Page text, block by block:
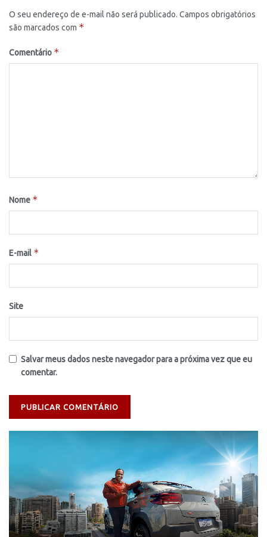
O seu endereço de e-mail não será publicado. Campos obrigatórios
são marcados com *
Comentário *
Nome *
E-mail *
Site
Salvar meus dados neste navegador para a próxima vez que eu
comentar.